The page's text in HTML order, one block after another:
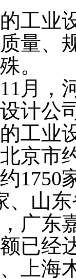
业设
量、
。
月，
计公
工业
京市
1750
、山
广东
已经
上海